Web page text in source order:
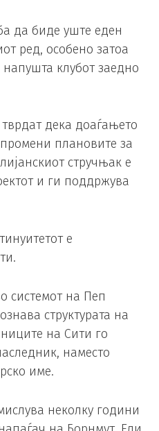
да биде уште еден
ред, особено затоа
клубот заедно
дека доаѓањето
плановите за
стручњак е
и ги поддржува
е
системот на Пеп
структурата на
на Сити го
наместо
име.
неколку години